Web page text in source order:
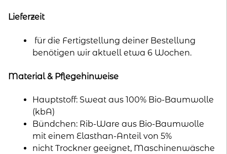
Lieferzeit
für die Fertigstellung deiner Bestellung
benötigen wir aktuell etwa 6 Wochen.
Material & Pflegehinweise
Hauptstoff: Sweat aus 100% Bio-Baumwolle
(kbA)
Bündchen: Rib-Ware aus Bio-Baumwolle
mit einem Elasthan-Anteil von 5%
nicht Trockner geeignet, Maschinenwäsche